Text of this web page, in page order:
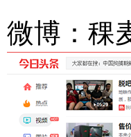
微博：稞